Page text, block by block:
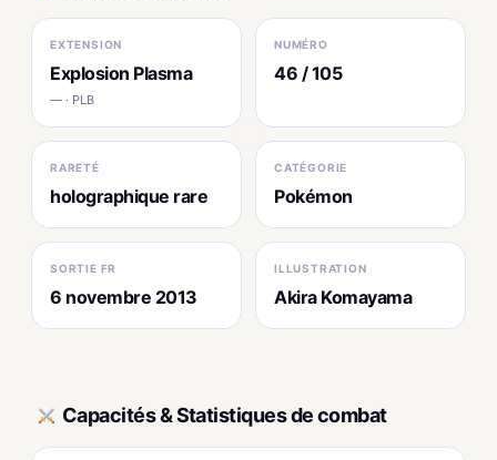
EXTENSION
Explosion Plasma
— · PLB
NUMÉRO
46 / 105
RARETÉ
holographique rare
CATÉGORIE
Pokémon
SORTIE FR
6 novembre 2013
ILLUSTRATION
Akira Komayama
Capacités & Statistiques de combat